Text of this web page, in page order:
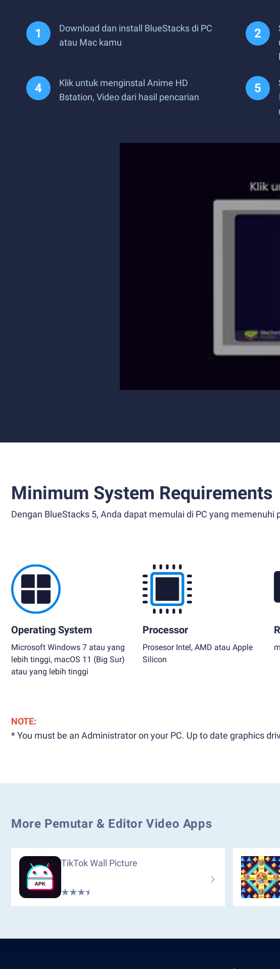
Download dan install BlueStacks di PC
atau Mac kamu
Klik untuk menginstal Anime HD
Bstation, Video dari hasil pencarian
Minimum System Requirements
Dengan BlueStacks 5, Anda dapat memulai di PC yang memenuhi
Operating System
Microsoft Windows 7 atau yang
lebih tinggi, macOS 11 (Big Sur)
atau yang lebih tinggi
Processor
Prosesor Intel, AMD atau Apple
Silicon
NOTE:
* You must be an Administrator on your PC. Up to date graphics
More Pemutar & Editor Video Apps
TikTok Wall Picture